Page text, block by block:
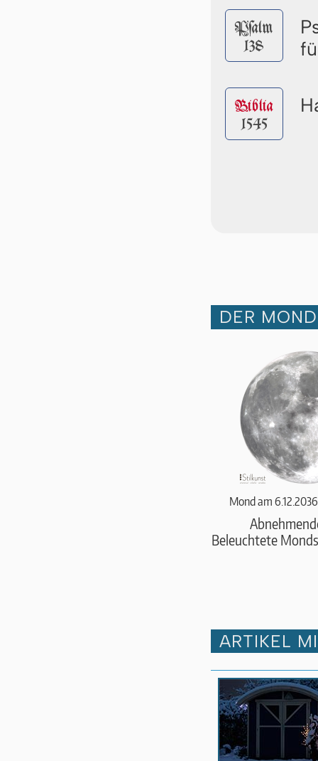
Pſalm
138
Biblia
1545
DER
Mond am
Beleuchtete
ARTIKEL